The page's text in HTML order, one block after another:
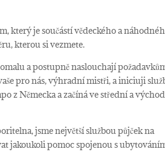
který je součástí vědeckého a
kterou si vezmete.
a postupně naslouchají
pro nás, výhradní mistři, a iniciuji
z Německa a začíná ve střední a
jsme největší službou půjček na
jakoukoli pomoc spojenou s